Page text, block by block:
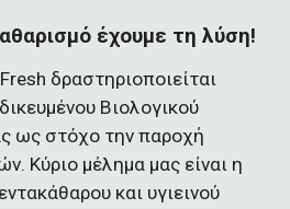
έχουμε τη λύση!
δραστηριοποιείται
Βιολογικού
ως στόχο την παροχή
Κύριο μέλημα μας είναι η
και υγιεινού